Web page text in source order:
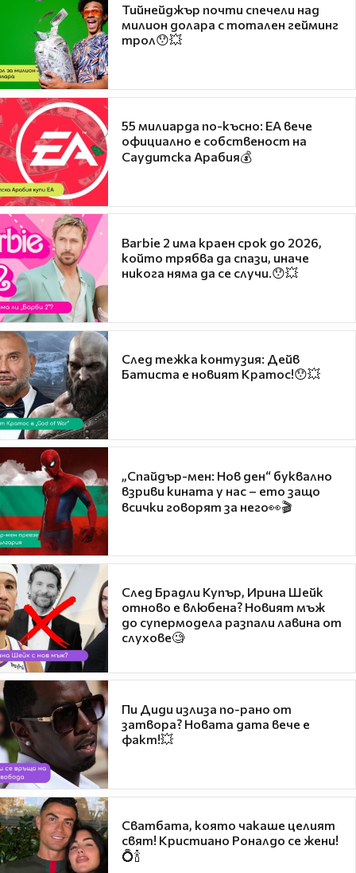
Тийнейджър почти спечели над
милион долара с тотален гейминг
трол😯💥
55 милиарда по-късно: EA вече
официално е собственост на
Саудитска Арабия💰
Barbie 2 има краен срок до 2026,
който трябва да спази, иначе
никога няма да се случи.😯💥
След тежка контузия: Дейв
Батиста е новият Кратос!😯💥
„Спайдър-мен: Нов ден“ буквално
взриви кината у нас – ето защо
всички говорят за него👀🎬
След Брадли Купър, Ирина Шейк
отново е влюбена? Новият мъж
до супермодела разпали лавина от
слухове🧐
Пи Диди излиза по-рано от
затвора? Новата дата вече е
факт!💥
Сватбата, която чакаше целият
свят! Кристиано Роналдо се жени!
💍🍾